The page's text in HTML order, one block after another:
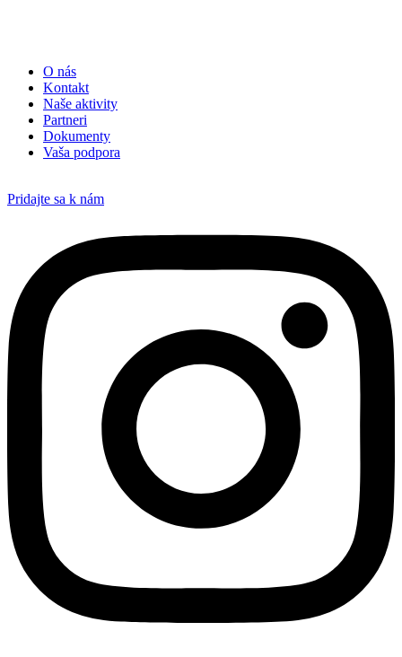
O nás
Kontakt
Naše aktivity
Partneri
Dokumenty
Vaša podpora
Pridajte sa k nám